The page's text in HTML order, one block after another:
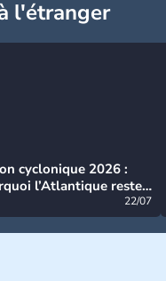
l'étranger
cyclonique 2026 :
l’Atlantique reste
22/07